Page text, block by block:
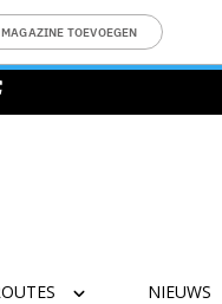
MAGAZINE TOEVOEGEN
NIEUWS